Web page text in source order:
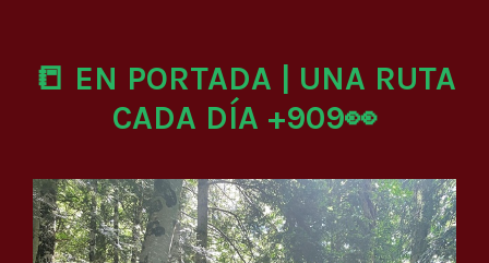
📒 EN PORTADA | UNA RUTA
CADA DÍA +909👀